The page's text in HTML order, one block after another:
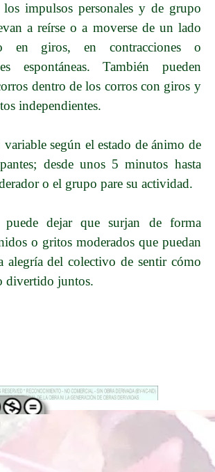
impulsos personales y de grupo
a reírse o a moverse de un lado
en giros, en contracciones o
espontáneas. También pueden
dentro de los corros con giros y
independientes.
variable según el estado de ánimo de
desde unos 5 minutos hasta
o el grupo pare su actividad.
dejar que surjan de forma
o gritos moderados que puedan
alegría del colectivo de sentir cómo
divertido juntos.